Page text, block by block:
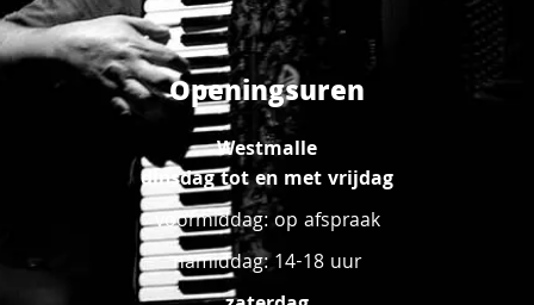
Openingsuren
Westmalle
dinsdag tot en met vrijdag
voormiddag: op afspraak
namiddag: 14-18 uur